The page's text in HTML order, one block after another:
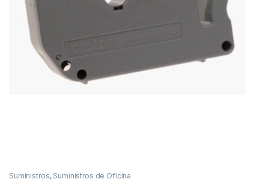
Suministros, Suministros de Oficina